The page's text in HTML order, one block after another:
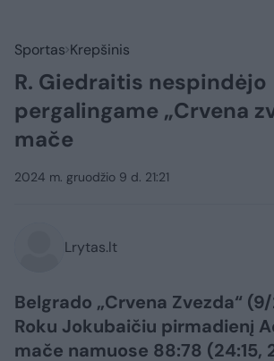
Sportas Krepšinis
R. Giedraitis nespindėjo
pergalingame „Crvena
mače
2024 m. gruodžio 9 d. 21:21
Lrytas.lt
Belgrado „Crvena Zvezda“
Roku Jokubaičiu pirmadienį
mače namuose 88:78 (24:15,